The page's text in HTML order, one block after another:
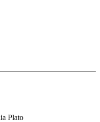
Plato